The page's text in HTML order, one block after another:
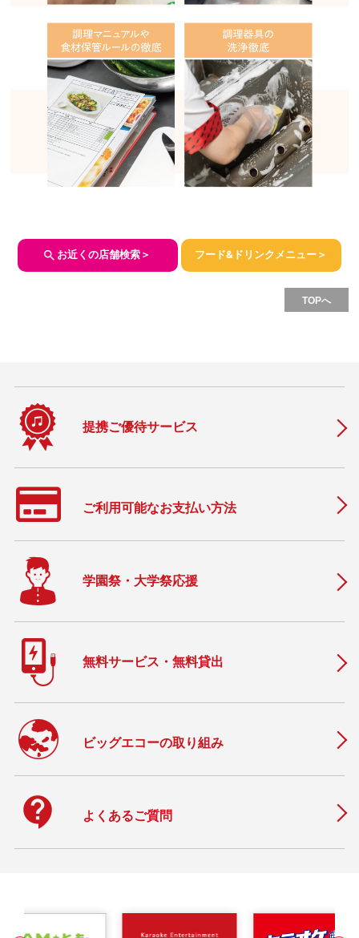
お近くの店舗検索＞ フード&ドリンクメニュー＞
TOPへ
提携ご優待サービス
ご利用可能なお支払い方法
学園祭・大学祭応援
無料サービス・無料貸出
ビッグエコーの取り組み
contact_support よくあるご質問